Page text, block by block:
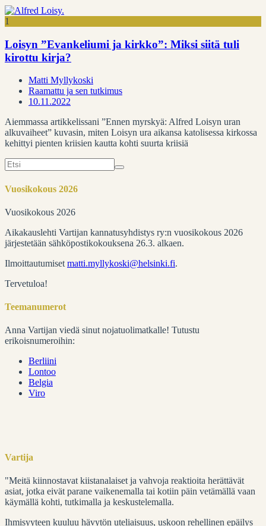
1
Loisyn ”Evankeliumi ja kirkko”: Miksi siitä tuli
kirottu kirja?
Matti Myllykoski
Raamattu ja sen tutkimus
10.11.2022
Aiemmassa artikkelissani ”Ennen myrskyä: Alfred Loisyn uran
alkuvaiheet” kuvasin, miten Loisyn ura aikansa katolisessa kirkossa
kehittyi pienten kriisien kautta kohti suurta kriisiä
Search
for:
Vuosikokous 2026
Vuosikokous 2026
Aikakauslehti Vartijan kannatusyhdistys ry:n vuosikokous 2026
järjestetään sähköpostikokouksena 26.3. alkaen.
Ilmoittautumiset matti.myllykoski@helsinki.fi.
Tervetuloa!
Teemanumerot
Anna Vartijan viedä sinut nojatuolimatkalle! Tutustu
erikoisnumeroihin:
Berliini
Lontoo
Belgia
Viro
Vartija
"Meitä kiinnostavat kiistanalaiset ja vahvoja reaktioita herättävät
asiat, jotka eivät parane vaikenemalla tai kotiin päin vetämällä vaan
käymällä kohti, tutkimalla ja keskustelemalla.
Ihmisyyteen kuuluu hävytön uteliaisuus, uskoon rehellinen epäilys